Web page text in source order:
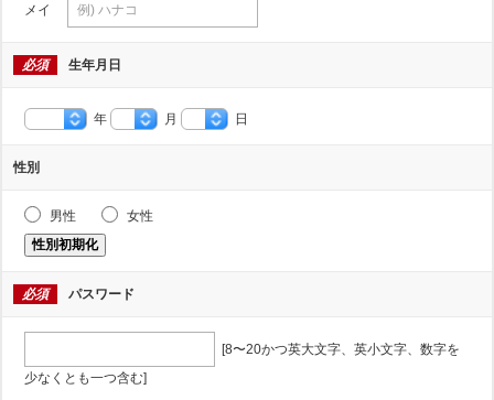
メイ
必須 生年月日
年 月 日
性別
男性
女性
性別初期化
必須 パスワード
[8〜20かつ英大文字、英小文字、数字を
少なくとも一つ含む]